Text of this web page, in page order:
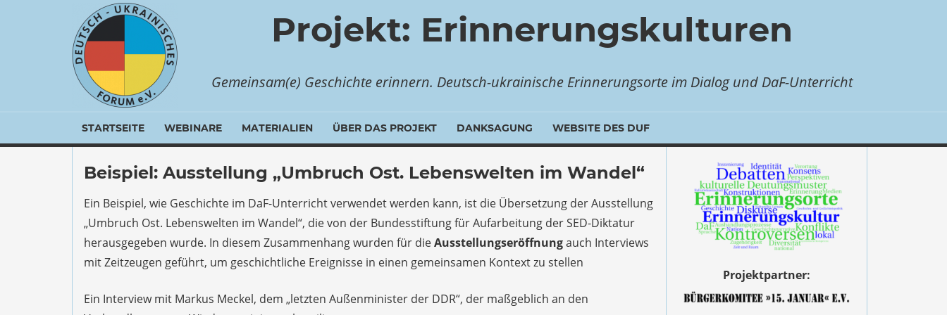
Projekt: Erinnerungskulturen
Gemeinsam(e) Geschichte erinnern. Deutsch-ukrainische Erinnerungsorte im Dialog und DaF-Unterricht
STARTSEITE WEBINARE MATERIALIEN ÜBER DAS PROJEKT DANKSAGUNG WEBSITE DES DUF
Beispiel: Ausstellung „Umbruch Ost. Lebenswelten im Wandel“
Ein Beispiel, wie Geschichte im DaF-Unterricht verwendet werden kann, ist die Übersetzung der Ausstellung
„Umbruch Ost. Lebenswelten im Wandel“, die von der Bundesstiftung für Aufarbeitung der SED-Diktatur
herausgegeben wurde. In diesem Zusammenhang wurden für dieAusstellungseröffnungauch Interviews
mit Zeitzeugen geführt, um geschichtliche Ereignisse in einen gemeinsamen Kontext zu stellen
Ein Interview mit Markus Meckel, dem „letzten Außenminister der DDR“, der maßgeblich an den
Projektpartner: